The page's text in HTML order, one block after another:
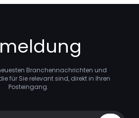
Branchennachrichten und
für Sie relevant sind, direkt in Ihren
Posteingang.